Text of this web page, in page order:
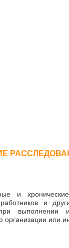
и
и
выполнении
организации или